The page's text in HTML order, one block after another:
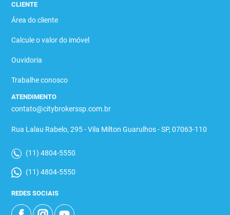
CLIENTE
Área do cliente
Calcule o valor do imóvel
Ouvidoria
Trabalhe conosco
ATENDIMENTO
contato@citybrokerssp.com.br
Rua Lalau Rabelo, 295 - Vila Milton Guarulhos - SP, 07063-110
(11) 4804-5550
(11) 4804-5550
REDES SOCIAIS